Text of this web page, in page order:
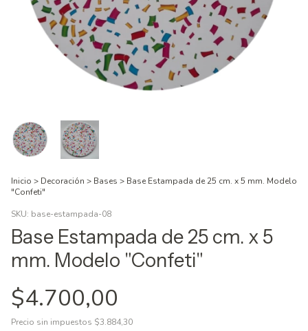
Inicio > Decoración > Bases > Base Estampada de 25 cm. x 5 mm. Modelo
"Confeti"
SKU: base-estampada-08
Base Estampada de 25 cm. x 5
mm. Modelo "Confeti"
$4.700,00
Precio sin impuestos $3.884,30